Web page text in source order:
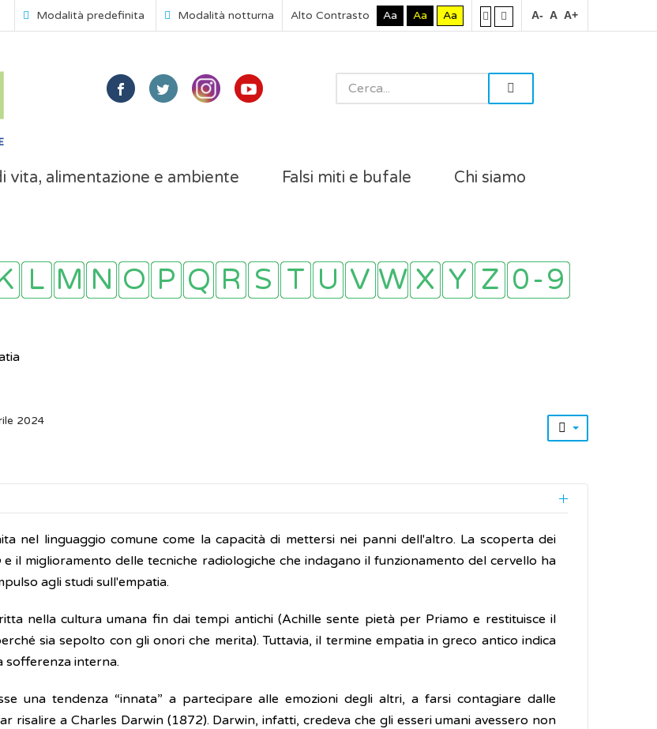
Modalità predefinita Modalità notturna Alto Contrasto Aa Aa Aa A- A A+
vita, alimentazione e ambiente Falsi miti e bufale Chi siamo
2024
nel linguaggio comune come la capacità di mettersi nei panni dell'altro. La scoperta dei
e il miglioramento delle tecniche radiologiche che indagano il funzionamento del cervello ha
agli studi sull'empatia.
nella cultura umana fin dai tempi antichi (Achille sente pietà per Priamo e restituisce il
sia sepolto con gli onori che merita). Tuttavia, il termine empatia in greco antico indica
sofferenza interna.
una tendenza “innata” a partecipare alle emozioni degli altri, a farsi contagiare dalle
risalire a Charles Darwin (1872). Darwin, infatti, credeva che gli esseri umani avessero non